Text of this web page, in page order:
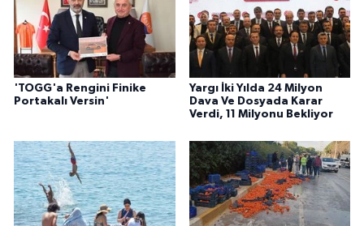
'TOGG'a Rengini Finike
Portakalı Versin'
Yargı İki Yılda 24 Milyon
Dava Ve Dosyada Karar
Verdi, 11 Milyonu Bekliyor